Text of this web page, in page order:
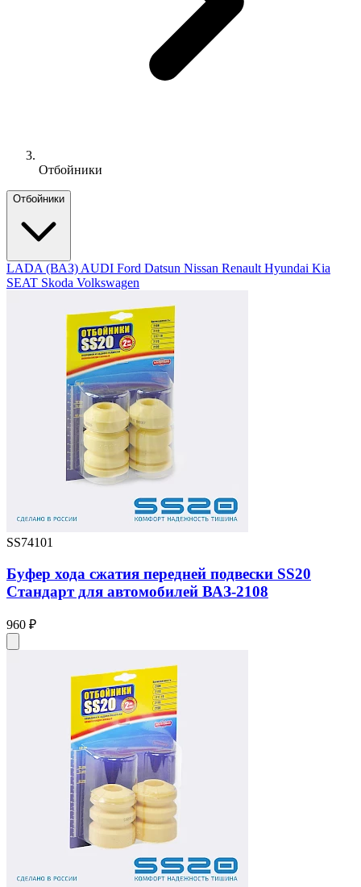
Отбойники
Отбойники
LADA (ВАЗ) AUDI Ford Datsun Nissan Renault Hyundai Kia
SEAT Skoda Volkswagen
SS74101
Буфер хода сжатия передней подвески SS20
Стандарт для автомобилей ВАЗ-2108
960 ₽